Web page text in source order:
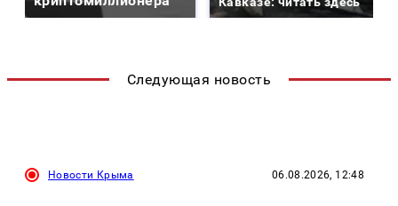
Следующая новость
Новости Крыма 06.08.2026, 12:48